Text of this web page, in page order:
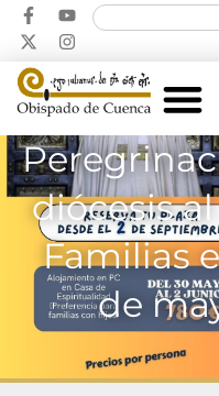
diócesis
Familias
de